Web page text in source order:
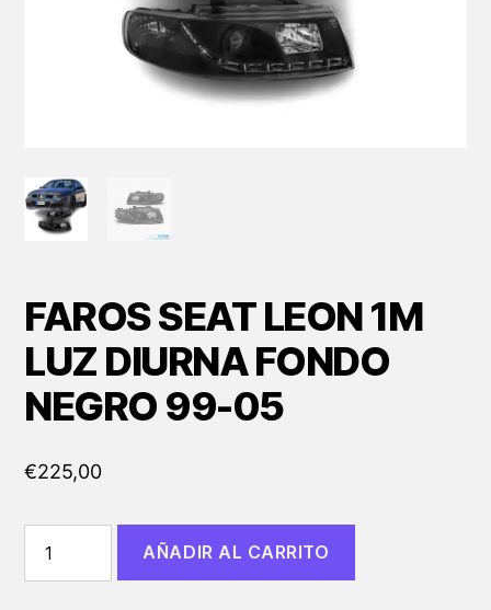
FAROS SEAT LEON 1M
LUZ DIURNA FONDO
NEGRO 99-05
€225,00
SEAT
LEON
AÑADIR AL CARRITO